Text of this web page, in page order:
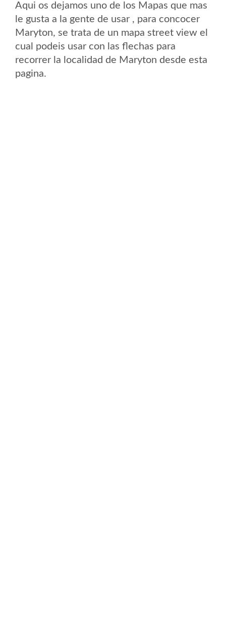
Aqui os dejamos uno de los Mapas que mas
le gusta a la gente de usar , para concocer
Maryton, se trata de un mapa street view el
cual podeis usar con las flechas para
recorrer la localidad de Maryton desde esta
pagina.